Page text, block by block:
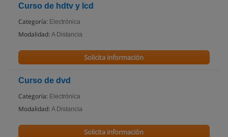
Curso de hdtv y lcd
Categoría: Electrónica
Modalidad: A Distancia
Solicita información
Curso de dvd
Categoría: Electrónica
Modalidad: A Distancia
Solicita información